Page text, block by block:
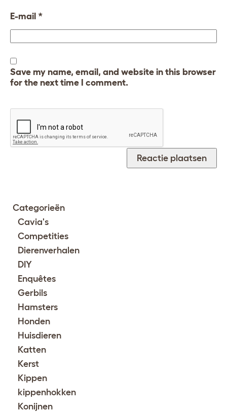
E-mail *
Save my name, email, and website in this browser
for the next time I comment.
Categorieën
Cavia's
Competities
Dierenverhalen
DIY
Enquêtes
Gerbils
Hamsters
Honden
Huisdieren
Katten
Kerst
Kippen
kippenhokken
Konijnen